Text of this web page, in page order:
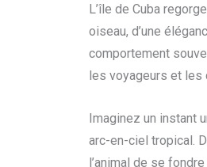
L’île de Cuba
oiseau, d’une
comportement
les voyageurs et les
Imaginez un instant
arc-en-ciel tropical.
l’animal de se